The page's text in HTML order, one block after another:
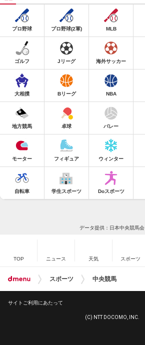
プロ野球 プロ野球(2軍) MLB
ゴルフ Jリーグ 海外サッカー
大相撲 Bリーグ NBA
地方競馬 卓球 バレー
モーター フィギュア ウィンター
自転車 学生スポーツ Doスポーツ
データ提供：日本中央競馬会
TOP ニュース 天気 スポーツ
スポーツ 中央競馬
サイトご利用にあたって
(C) NTT DOCOMO, INC.